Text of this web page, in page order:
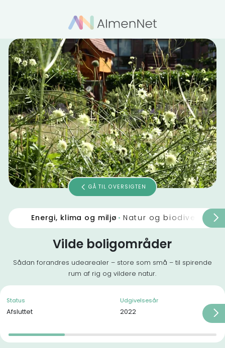
Energi, klima og miljø Natur og biodiversitet
Vilde boligområder
Sådan forandres udearealer – store som små – til spirende
rum af rig og vildere natur.
GÅ TIL OVERSIGTEN
Status
Afsluttet
Udgivelsesår
2022